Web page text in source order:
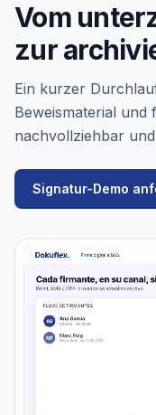
Vom
zur
Ein kurzer
Beweismaterial und
nachvollziehbar
Signatur-Demo